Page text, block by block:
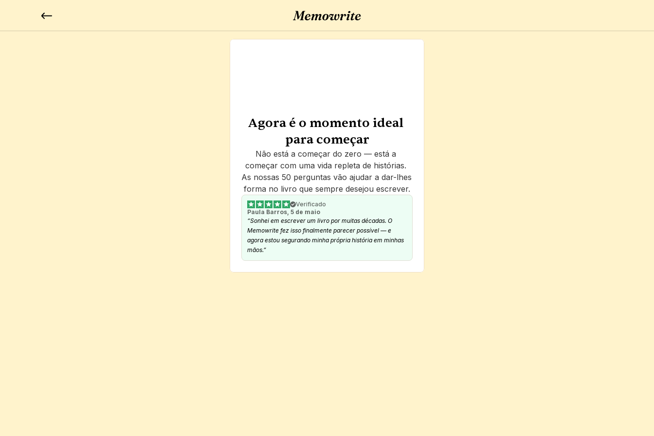
Agora é o momento ideal
para começar
Não está a começar do zero — está a
começar com uma vida repleta de histórias.
As nossas 50 perguntas vão ajudar a dar-lhes
forma no livro que sempre desejou escrever.
Verificado
Paula Barros, 5 de maio
“Sonhei em escrever um livro por muitas décadas. O
Memowrite fez isso finalmente parecer possível — e
agora estou segurando minha própria história em minhas
mãos.”